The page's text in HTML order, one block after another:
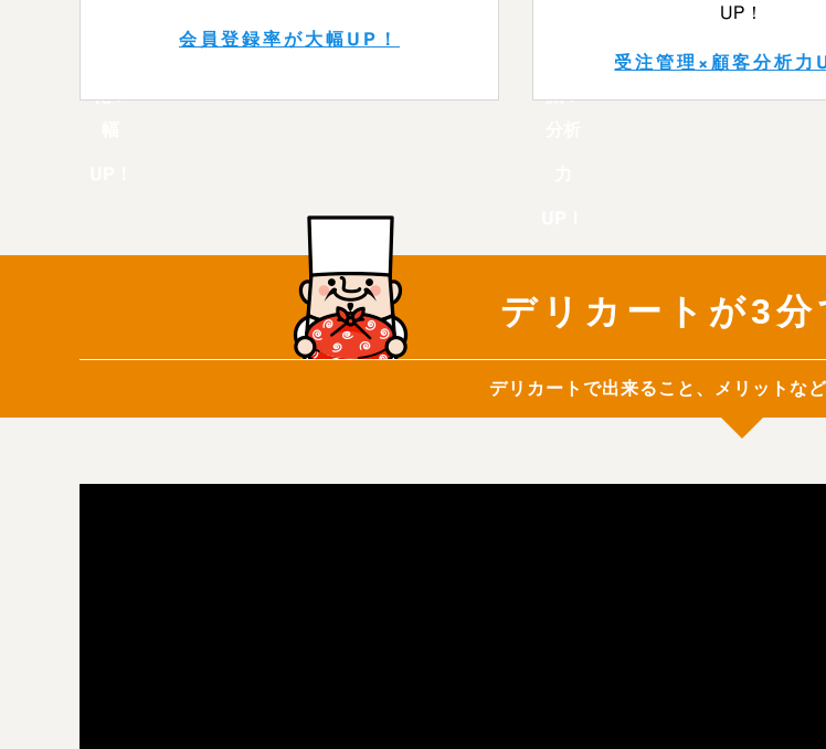
会員登録率が大幅UP！
受注管理×顧客分析力
デリカートが3分
デリカートで出来ること、メリットな